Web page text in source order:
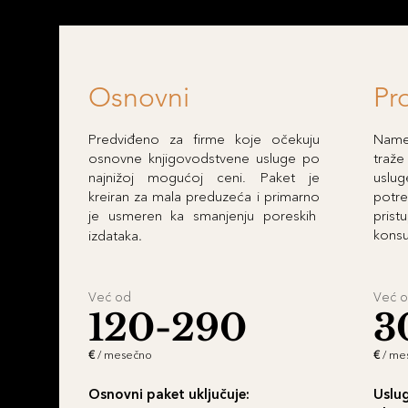
Osnovni
Predviđeno za firme koje očekuju
osnovne knjigovodstvene usluge po
najnižoj mogućoj ceni. Paket je
kreiran za mala preduzeća i primarno
je usmeren ka smanjenju poreskih
izdataka.
Već od
120-290
€/ mesečno
Osnovni paket uključuje:
Već
€/